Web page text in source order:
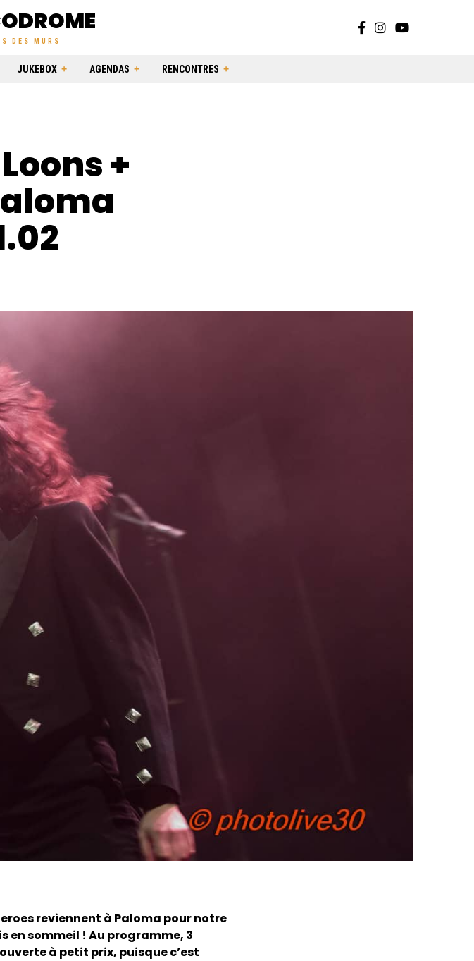
DES MURS
JUKEBOX AGENDAS RENCONTRES
+
reviennent à Paloma pour notre
en sommeil ! Au programme, 3
à petit prix, puisque c’est